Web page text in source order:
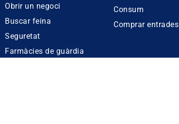
Obrir un negoci
Buscar feina
Seguretat
Farmàcies de guàrdia
Consum
Comprar entrades